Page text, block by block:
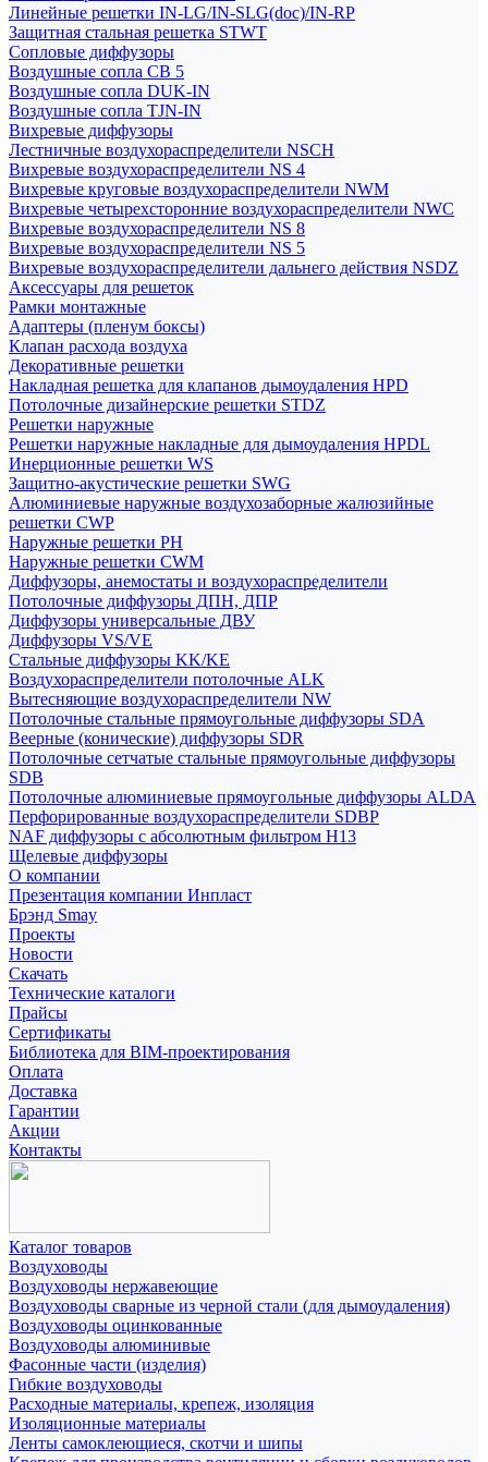
Линейные решетки IN-LG/IN-SLG(doc)/IN-RP
Защитная стальная решетка STWT
Сопловые диффузоры
Воздушные сопла СВ 5
Воздушные сопла DUK-IN
Воздушные сопла TJN-IN
Вихревые диффузоры
Лестничные воздухораспределители NSCH
Вихревые воздухораспределители NS 4
Вихревые круговые воздухораспределители NWM
Вихревые четырехсторонние воздухораспределители NWC
Вихревые воздухораспределители NS 8
Вихревые воздухораспределители NS 5
Вихревые воздухораспределители дальнего действия NSDZ
Аксессуары для решеток
Рамки монтажные
Адаптеры (пленум боксы)
Клапан расхода воздуха
Декоративные решетки
Накладная решетка для клапанов дымоудаления HPD
Потолочные дизайнерские решетки STDZ
Решетки наружные
Решетки наружные накладные для дымоудаления HPDL
Инерционные решетки WS
Защитно-акустические решетки SWG
Алюминиевые наружные воздухозаборные жалюзийные
решетки CWP
Наружные решетки РН
Наружные решетки CWM
Диффузоры, анемостаты и воздухораспределители
Потолочные диффузоры ДПН, ДПР
Диффузоры универсальные ДВУ
Диффузоры VS/VE
Стальные диффузоры KK/KE
Воздухораспределители потолочные ALK
Вытесняющие воздухораспределители NW
Потолочные стальные прямоугольные диффузоры SDA
Веерные (конические) диффузоры SDR
Потолочные сетчатые стальные прямоугольные диффузоры
SDB
Потолочные алюминиевые прямоугольные диффузоры ALDA
Перфорированные воздухораспределители SDBP
NAF диффузоры с абсолютным фильтром Н13
Щелевые диффузоры
О компании
Презентация компании Инпласт
Брэнд Smay
Проекты
Новости
Скачать
Технические каталоги
Прайсы
Сертификаты
Библиотека для BIM-проектирования
Оплата
Доставка
Гарантии
Акции
Контакты
Каталог товаров
Воздуховоды
Воздуховоды нержавеющие
Воздуховоды сварные из черной стали (для дымоудаления)
Воздуховоды оцинкованные
Воздуховоды алюминивые
Фасонные части (изделия)
Гибкие воздуховоды
Расходные материалы, крепеж, изоляция
Изоляционные материалы
Ленты самоклеющиеся, скотчи и шипы